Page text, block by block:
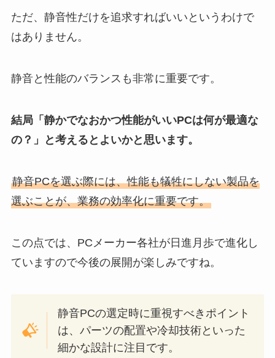
ただ、静音性だけを追求すればいいというわけで
はありません。
静音と性能のバランスも非常に重要です。
結局「静かでなおかつ性能がいいPCは何が最適な
の？」と考えるとよいかと思います。
静音PCを選ぶ際には、性能も犠牲にしない製品を
選ぶことが、業務の効率化に重要です。
この点では、PCメーカー各社が日進月歩で進化し
ていますので今後の展開が楽しみですね。
静音PCの選定時に重視すべきポイント
は、パーツの配置や冷却技術といった
細かな設計に注目です。